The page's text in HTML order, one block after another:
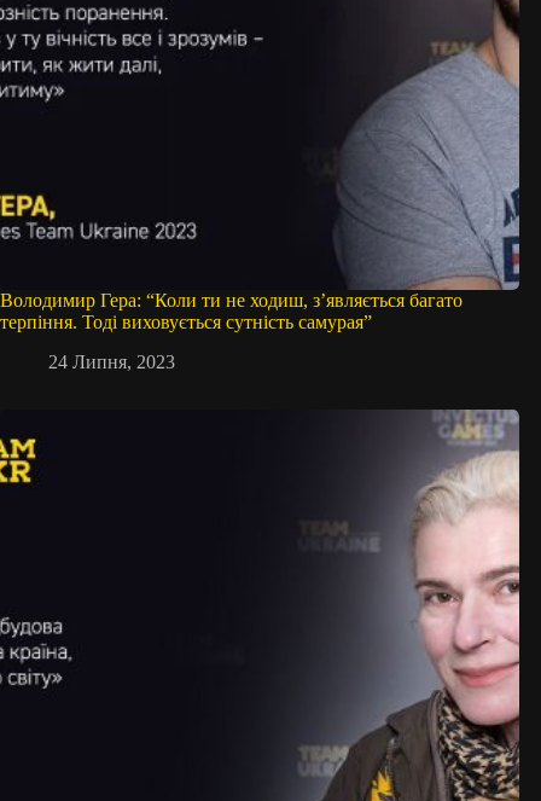
Володимир Гера: “Коли ти не ходиш, з’являється багато
терпіння. Тоді виховується сутність самурая”
24 Липня, 2023